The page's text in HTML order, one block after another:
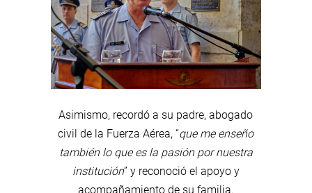
Asimismo, recordó a su padre, abogado
civil de la Fuerza Aérea, “que me enseño
también lo que es la pasión por nuestra
institución” y reconoció el apoyo y
acompañamiento de su familia.